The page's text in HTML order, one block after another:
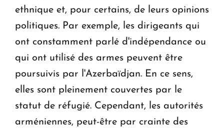
ethnique et, pour certains, de leurs opinions
politiques. Par exemple, les dirigeants qui
ont constamment parlé d'indépendance ou
qui ont utilisé des armes peuvent être
poursuivis par l'Azerbaïdjan. En ce sens,
elles sont pleinement couvertes par le
statut de réfugié. Cependant, les autorités
arméniennes, peut-être par crainte des